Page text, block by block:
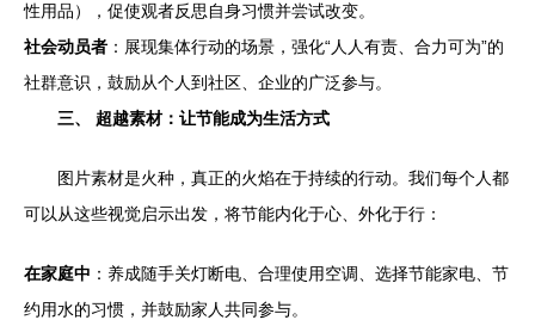
性用品），促使观者反思自身习惯并尝试改变。
社会动员者 ：展现集体行动的场景，强化“人人有责、合力可为”的
社群意识，鼓励从个人到社区、企业的广泛参与。
三、 超越素材：让节能成为生活方式
图片素材是火种，真正的火焰在于持续的行动。我们每个人都
可以从这些视觉启示出发，将节能内化于心、外化于行：
在家庭中 ：养成随手关灯断电、合理使用空调、选择节能家电、节
约用水的习惯，并鼓励家人共同参与。